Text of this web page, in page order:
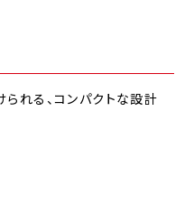
れる、コンパクトな設計